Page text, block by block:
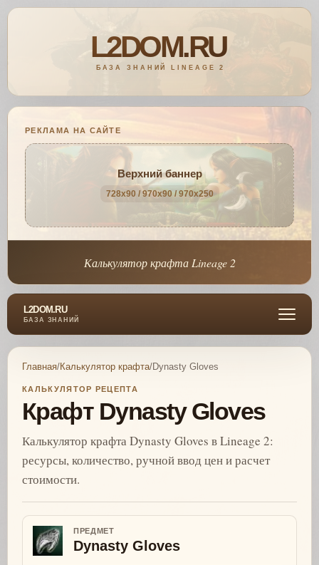
РЕКЛАМА НА САЙТЕ
Верхний баннер
728x90 / 970x90 / 970x250
Калькулятор крафта Lineage 2
L2DOM.RU
БАЗА ЗНАНИЙ
Главная/Калькулятор крафта/Dynasty Gloves
КАЛЬКУЛЯТОР РЕЦЕПТА
Крафт Dynasty Gloves
Калькулятор крафта Dynasty Gloves в Lineage 2:
ресурсы, количество, ручной ввод цен и расчет
стоимости.
ПРЕДМЕТ
Dynasty Gloves